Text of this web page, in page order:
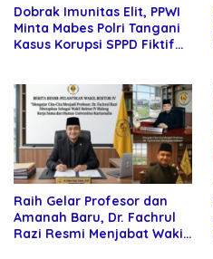
Dobrak Imunitas Elit, PPWI
Minta Mabes Polri Tangani
Kasus Korupsi SPPD Fiktif
Raih Gelar Profesor dan
Amanah Baru, Dr. Fachrul
Razi Resmi Menjabat Wakil